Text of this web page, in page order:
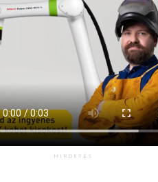
HIRDETÉS